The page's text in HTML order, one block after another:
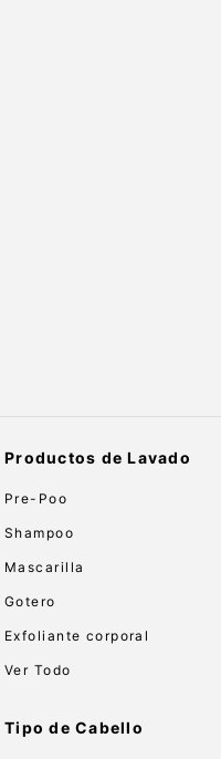
Productos de Lavado
Pre-Poo
Shampoo
Mascarilla
Gotero
Exfoliante corporal
Ver Todo
Tipo de Cabello